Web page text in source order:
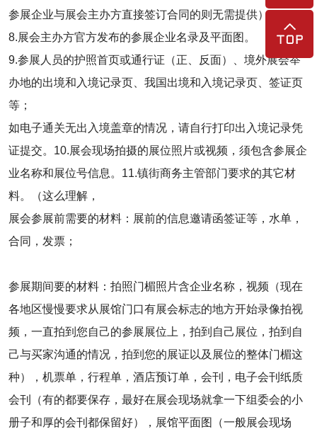
参展企业与展会主办方直接签订合同的则无需提供）。
8.展会主办方官方发布的参展企业名录及平面图。
9.参展人员的护照首页或通行证（正、反面）、境外展会举
办地的出境和入境记录页、我国出境和入境记录页、签证页
等；
如电子通关无出入境盖章的情况，请自行打印出入境记录凭
证提交。10.展会现场拍摄的展位照片或视频，须包含参展企
业名称和展位号信息。11.镇街商务主管部门要求的其它材
料。（这么理解，
展会参展前需要的材料：展前的信息邀请函签证等，水单，
合同，发票；
参展期间要的材料：拍照门楣照片含企业名称，视频（现在
各地区慢慢要求从展馆门口有展会标志的地方开始录像拍视
频，一直拍到您自己的参展展位上，拍到自己展位，拍到自
己与买家沟通的情况，拍到您的展证以及展位的整体门楣这
种），机票单，行程单，酒店预订单，会刊，电子会刊纸质
会刊（有的都要保存，最好在展会现场就拿一下组委会的小
册子和厚的会刊都保留好），展馆平面图（一般展会现场